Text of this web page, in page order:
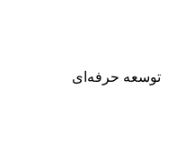
توسعه حرفه‌ای